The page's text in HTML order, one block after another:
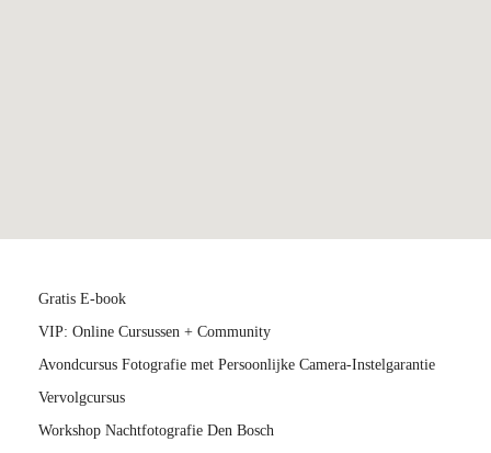
Gratis E-book
VIP: Online Cursussen + Community
Avondcursus Fotografie met Persoonlijke Camera-Instelgarantie
Vervolgcursus
Workshop Nachtfotografie Den Bosch